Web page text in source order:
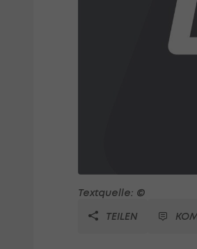
Textquelle: ©
TEILEN